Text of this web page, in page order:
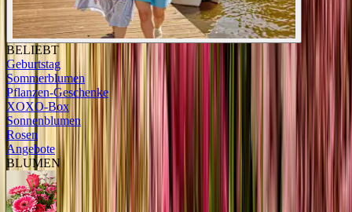
BELIEBT
Geburtstag
Sommerblumen
Pflanzen-Geschenke
XOXO-Box
Sonnenblumen
Rosen
Angebote
BLUMEN